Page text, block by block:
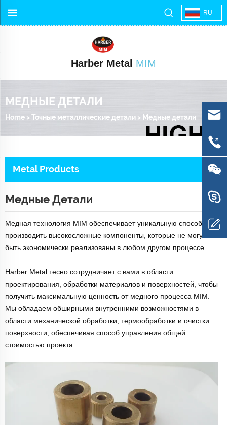
RU
Harber Metal MIM
МЕДНЫЕ ДЕТАЛИ
Home >Точные металлические детали > Медные детали
Metal Products
Медные Детали
Медная технология MIM обеспечивает уникальную способность
производить высокосложные компоненты, которые не могут
быть экономически реализованы в любом другом процессе.
Harber Metal тесно сотрудничает с вами в области
проектирования, обработки материалов и поверхностей, чтобы
получить максимальную ценность от медного процесса MIM.
Мы обладаем обширными внутренними возможностями в
области механической обработки, термообработки и очистки
поверхности, обеспечивая способ управления общей
стоимостью проекта.